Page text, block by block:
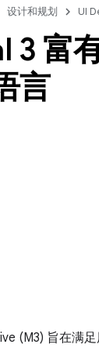
设计和规划 UI
3 富
言
(M3) 旨在满